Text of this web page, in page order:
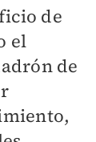
de
el
de